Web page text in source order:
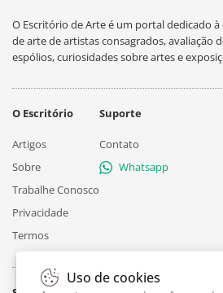
O Escritório de Arte é um portal dedicado
de arte de artistas consagrados, avaliação
espólios, curiosidades sobre artes e
O Escritório
Artigos
Sobre
Trabalhe Conosco
Privacidade
Termos
Suporte
Contato
Whatsapp
Uso de cookies